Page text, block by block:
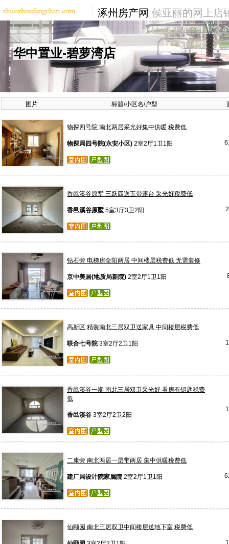
涿州房产网 侯亚丽的网上店
华中置业-碧萝湾店
图片 标题/小区名/户型
物探四号院 南北两居采光好集中供暖 税费低
物探局四号院(永安小区) 2室2厅1卫1阳
香邑溪谷原墅 三跃四送五带露台 采光好税费低
香邑溪谷原墅 5室3厅3卫2阳
钻石旁 电梯房全阳两居 中间楼层税费低 无需装修
京中美居(地质局新院) 2室2厅1卫1阳
高新区 精装南北三居双卫送家具 中间楼层税费低
联合七号院 3室2厅2卫1阳
香邑溪谷一期 南北三居双卫采光好 看房有钥匙税费
低
香邑溪谷 3室2厅2卫2阳
二康旁 南北两居一层带两居 集中供暖税费低
建厂局设计院家属院 2室2厅1卫1阳
仙颐园 南北三居双卫中间楼层送地下室 税费低